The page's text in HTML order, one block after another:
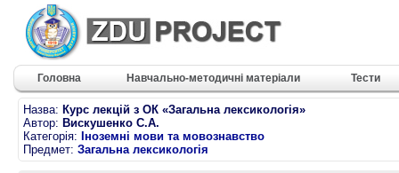
Головна Навчально-методичні матеріали Тести
Назва: Курс лекцій з ОК «Загальна лексикологія»
Автор: Вискушенко С.А.
Категорія: Іноземні мови та мовознавство
Предмет: Загальна лексикологія